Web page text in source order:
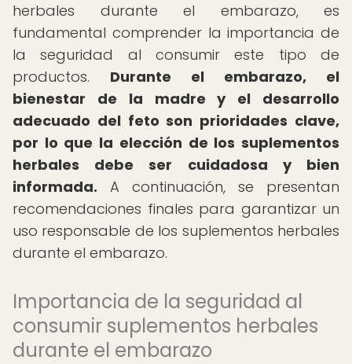
herbales durante el embarazo, es
fundamental comprender la importancia de
la seguridad al consumir este tipo de
productos. Durante el embarazo, el
bienestar de la madre y el desarrollo
adecuado del feto son prioridades clave,
por lo que la elección de los suplementos
herbales debe ser cuidadosa y bien
informada. A continuación, se presentan
recomendaciones finales para garantizar un
uso responsable de los suplementos herbales
durante el embarazo.
Importancia de la seguridad al
consumir suplementos herbales
durante el embarazo